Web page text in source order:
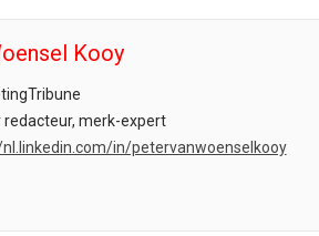
Kooy
redacteur, merk-expert
in/petervanwoenselkooy